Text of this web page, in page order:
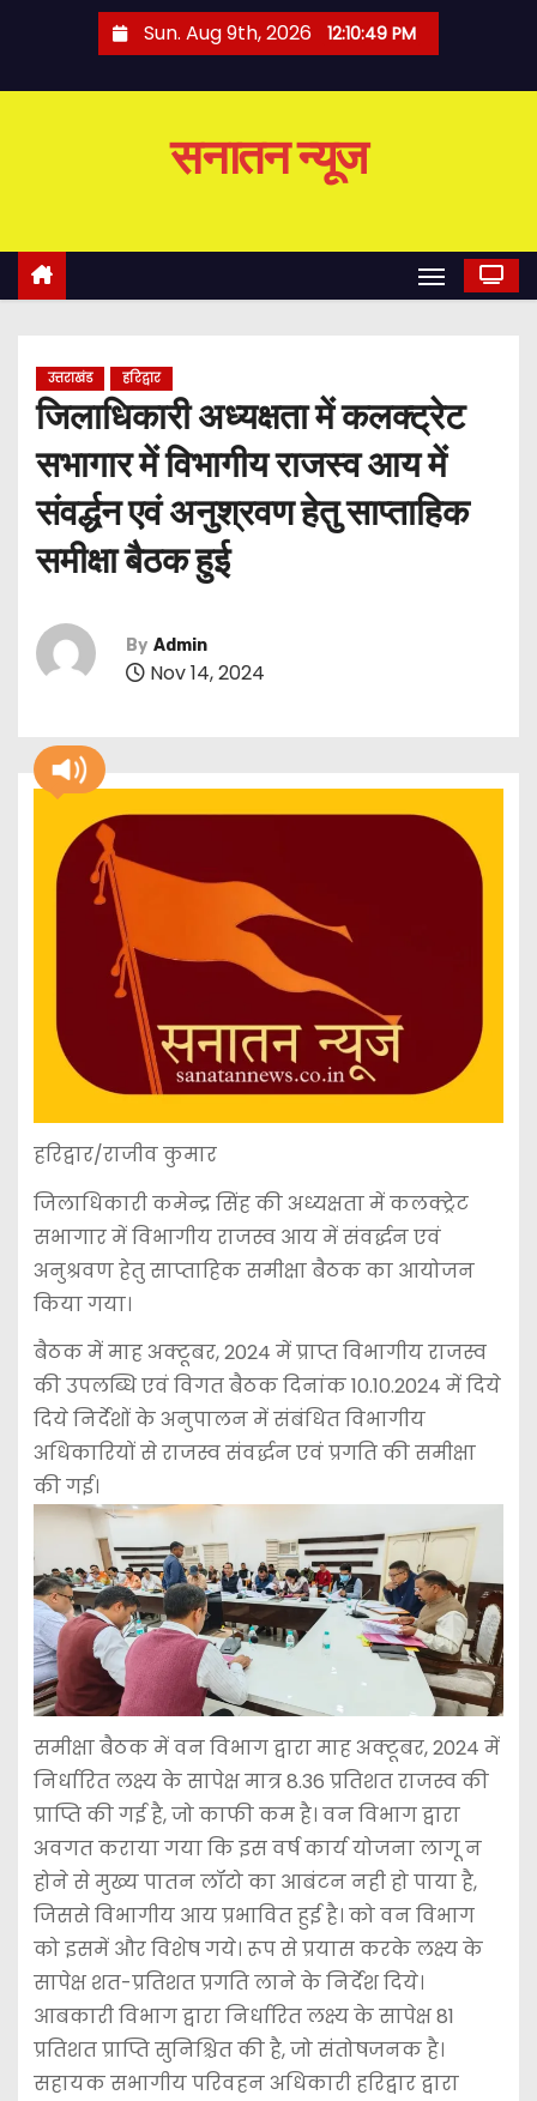
o
Sun. Aug 9th, 2026 12:10:50 PM
सनातन न्यूज
उत्तराखंड हरिद्वार
जिलाधिकारी अध्यक्षता में कलक्ट्रेट
सभागार में विभागीय राजस्व आय में
संवर्द्धन एवं अनुश्रवण हेतु साप्ताहिक
समीक्षा बैठक हुई
By Admin
Nov 14, 2024
हरिद्वार/राजीव कुमार
जिलाधिकारी कमेन्द्र सिंह की अध्यक्षता में कलक्ट्रेट
सभागार में विभागीय राजस्व आय में संवर्द्धन एवं
अनुश्रवण हेतु साप्ताहिक समीक्षा बैठक का आयोजन
किया गया।
बैठक में माह अक्टूबर, 2024 में प्राप्त विभागीय राजस्व
की उपलब्धि एवं विगत बैठक दिनांक 10.10.2024 में दिये
दिये निर्देशों के अनुपालन में संबंधित विभागीय
अधिकारियों से राजस्व संवर्द्धन एवं प्रगति की समीक्षा
की गई।
समीक्षा बैठक में वन विभाग द्वारा माह अक्टूबर, 2024 में
निर्धारित लक्ष्य के सापेक्ष मात्र 8.36 प्रतिशत राजस्व की
प्राप्ति की गई है, जो काफी कम है। वन विभाग द्वारा
अवगत कराया गया कि इस वर्ष कार्य योजना लागू न
होने से मुख्य पातन लॉटो का आबंटन नही हो पाया है,
जिससे विभागीय आय प्रभावित हुई है। को वन विभाग
को इसमें और विशेष गये। रूप से प्रयास करके लक्ष्य के
सापेक्ष शत-प्रतिशत प्रगति लाने के निर्देश दिये।
आबकारी विभाग द्वारा निर्धारित लक्ष्य के सापेक्ष 81
प्रतिशत प्राप्ति सुनिश्चित की है, जो संतोषजनक है।
सहायक सभागीय परिवहन अधिकारी हरिद्वार द्वारा